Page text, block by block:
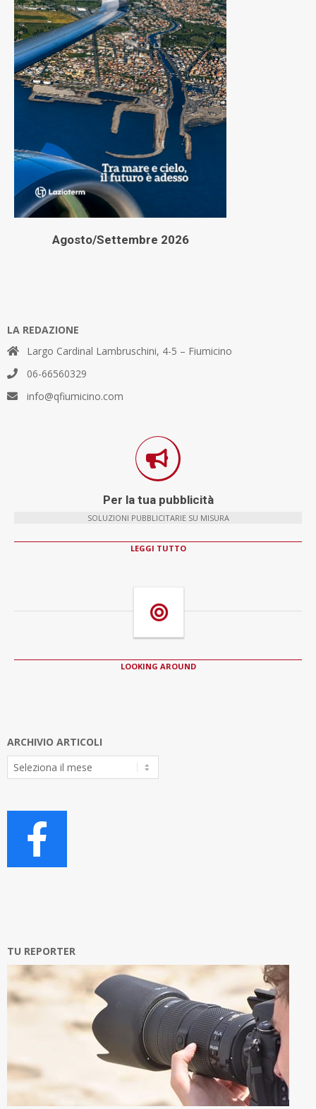
Agosto/Settembre 2026
LA REDAZIONE
Largo Cardinal Lambruschini, 4-5 – Fiumicino
06-66560329
info@qfiumicino.com
Per la tua pubblicità
SOLUZIONI PUBBLICITARIE SU MISURA
LEGGI TUTTO
LOOKING AROUND
ARCHIVIO ARTICOLI
Archivio
Articoli
TU REPORTER